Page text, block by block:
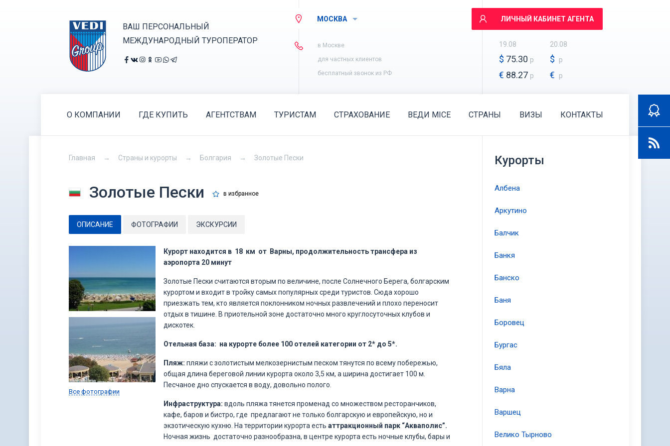
ВАШ ПЕРСОНАЛЬНЫЙ
МЕЖДУНАРОДНЫЙ ТУРОПЕРАТОР
МОСКВА
в Москве
для частных клиентов
бесплатный звонок из РФ
ЛИЧНЫЙ КАБИНЕТ АГЕНТА
19.08
$ 75.30 р
€ 88.27 р
20.08
$ р
€ р
О КОМПАНИИ ГДЕ КУПИТЬ АГЕНТСТВАМ ТУРИСТАМ СТРАХОВАНИЕ ВЕДИ MICE СТРАНЫ ВИЗЫ КОНТАКТЫ
Главная Страны и курорты Болгария Золотые Пески
Золотые Пески в избранное
ОПИСАНИЕ ФОТОГРАФИИ ЭКСКУРСИИ
Все фотографии
Курорт находится в 18 км от Варны, продолжительность трансфера из
аэропорта 20 минут
Золотые Пески считаются вторым по величине, после Солнечного Берега, болгарским
курортом и входит в тройку самых популярных среди туристов. Сюда хорошо
приезжать тем, кто является поклонником ночных развлечений и плохо переносит
отдых в тишине. В приотельной зоне достаточно много круглосуточных клубов и
дискотек.
Отельная база: на курорте более 100 отелей категории от 2* до 5*.
Пляж: пляжи с золотистым мелкозернистым песком тянутся по всему побережью,
общая длина береговой линии курорта около 3,5 км, а ширина достигает 100 м.
Песчаное дно спускается в воду, довольно полого.
Инфраструктура: вдоль пляжа тянется променад со множеством ресторанчиков,
кафе, баров и бистро, где предлагают не только болгарскую и европейскую, но и
экзотическую кухню. На территории курорта есть аттракционный парк “Акваполис”.
Ночная жизнь достаточно разнообразна, в центре курорта есть ночные клубы, бары и
Курорты
Албена
Аркутино
Балчик
Банкя
Банско
Баня
Боровец
Бургас
Бяла
Варна
Варшец
Велико Тырново